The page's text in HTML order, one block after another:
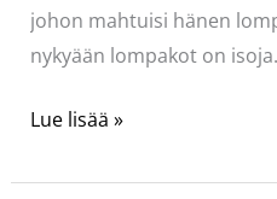
johon mahtuisi hänen
nykyään lompakot on isoja.
Kehyskukkaro
Lue lisää »